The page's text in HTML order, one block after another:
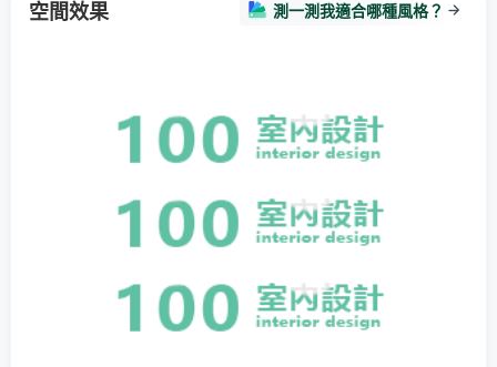
空間效果 測一測我適合哪種風格？